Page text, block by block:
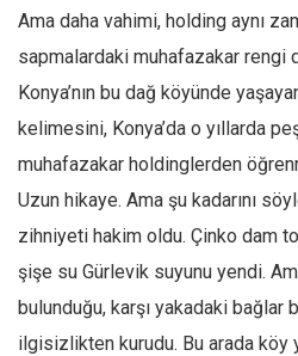
Ama daha vahimi, holding aynı
sapmalardaki muhafazakar rengi
Konya’nın bu dağ köyünde
kelimesini, Konya’da o yıllarda
muhafazakar holdinglerden
Uzun hikaye. Ama şu kadarını
zihniyeti hakim oldu. Çinko dam
şişe su Gürlevik suyunu yendi.
bulunduğu, karşı yakadaki bağlar
ilgisizlikten kurudu. Bu arada köy